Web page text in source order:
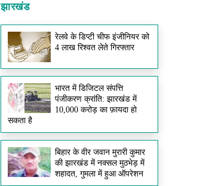
झारखंड
रेलवे के डिप्टी चीफ इंजीनियर को
4 लाख रिश्वत लेते गिरफ्तार
भारत में डिजिटल संपत्ति
पंजीकरण क्रांति: झारखंड में
10,000 करोड़ का फ़ायदा हो
सकता है
बिहार के वीर जवान मुरारी कुमार
की झारखंड में नक्सल मुठभेड़ में
शहादत, गुमला में हुआ ऑपरेशन